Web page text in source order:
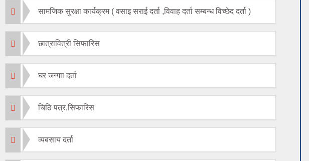
सामजिक सुरक्षा कार्यक्रम ( वसाइ सराई दर्ता ,विवाह दर्ता सम्बन्ध विच्छेद दर्ता )
छात्रावित्री सिफारिस
घर जग्गाा दर्ता
चिठि पत्र,सिफारिस
व्यबसाय दर्ता